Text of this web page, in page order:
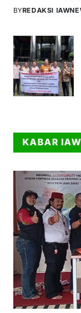
BYREDAKSI
KABAR IAW